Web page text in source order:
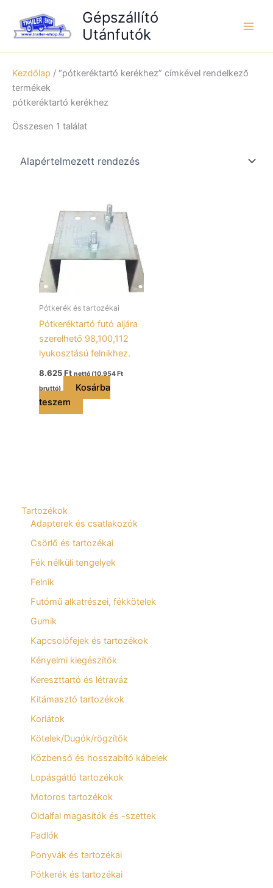
content
Gépszállító
Utánfutók
Tartozékok
Adapterek és csatlakozók
Csörlő és tartozékai
Fék nélküli tengelyek
Felnik
Futómű alkatrészei, fékkötelek
Gumik
Kapcsolófejek és tartozékok
Kényelmi kiegészítők
Kereszttartó és létraváz
Kitámasztó tartozékok
Korlátok
Kötelek/Dugók/rögzítők
Közbenső és hosszabító kábelek
Lopásgátló tartozékok
Motoros tartozékok
Oldalfal magasítók és -szettek
Padlók
Ponyvák és tartozékai
Pótkerék és tartozékai
Kezdőlap / “pótkeréktartó kerékhez” címkével rendelkező
termékek
pótkeréktartó kerékhez
Összesen 1 találat
Pótkerék és tartozékai
Pótkeréktartó futó aljára
szerelhető 98,100,112
lyukosztású felnikhez.
8.625Ft nettó (10.954Ft
bruttó)
Kosárba
teszem